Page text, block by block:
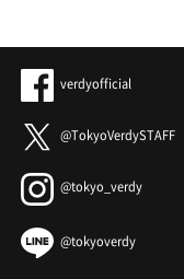
verdyofficial
@TokyoVerdySTAFF
@tokyo_verdy
@tokyoverdy